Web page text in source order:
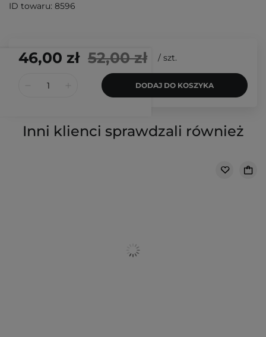
46,00 zł 52,00 zł / szt.
DODAJ DO KOSZYKA
ID towaru: 8596
Inni klienci sprawdzali również